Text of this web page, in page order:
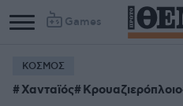
Games
ΚΟΣΜΟΣ
Χανταϊός Κρουαζιερόπλοιο